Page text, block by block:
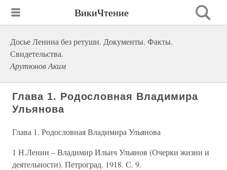
ВикиЧтение
Досье Ленина без ретуши. Документы. Факты.
Свидетельства.
Арутюнов Аким
Глава 1. Родословная Владимира
Ульянова
Глава 1. Родословная Владимира Ульянова
1 Н.Ленин – Владимир Ильич Ульянов (Очерки жизни и
деятельности). Петроград. 1918. С. 9.